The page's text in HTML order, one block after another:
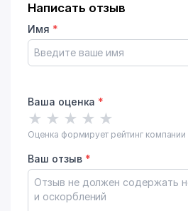
Написать отзыв
Имя *
Ваша оценка *
★ ★ ★ ★ ★
Оценка формирует рейтинг компании
Ваш отзыв *